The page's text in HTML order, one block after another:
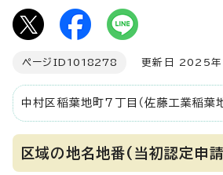
ページID 1018278 更新日 2025年
中村区稲葉地町7丁目（佐藤工業稲葉地
区域の地名地番(当初認定申